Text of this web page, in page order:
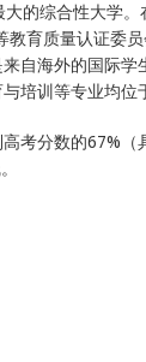
的综合性大学。
教育质量认证委
自海外的国际学
培训等专业均位
考分数的67%（